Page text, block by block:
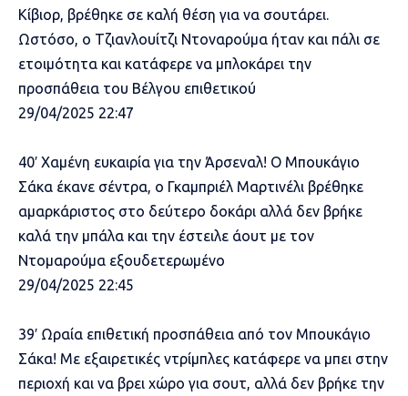
Κίβιορ, βρέθηκε σε καλή θέση για να σουτάρει.
Ωστόσο, ο Τζιανλουίτζι Ντοναρούμα ήταν και πάλι σε
ετοιμότητα και κατάφερε να μπλοκάρει την
προσπάθεια του Βέλγου επιθετικού
29/04/2025 22:47
40′ Χαμένη ευκαιρία για την Άρσεναλ! Ο Μπουκάγιο
Σάκα έκανε σέντρα, ο Γκαμπριέλ Μαρτινέλι βρέθηκε
αμαρκάριστος στο δεύτερο δοκάρι αλλά δεν βρήκε
καλά την μπάλα και την έστειλε άουτ με τον
Ντομαρούμα εξουδετερωμένο
29/04/2025 22:45
39′ Ωραία επιθετική προσπάθεια από τον Μπουκάγιο
Σάκα! Με εξαιρετικές ντρίμπλες κατάφερε να μπει στην
περιοχή και να βρει χώρο για σουτ, αλλά δεν βρήκε την